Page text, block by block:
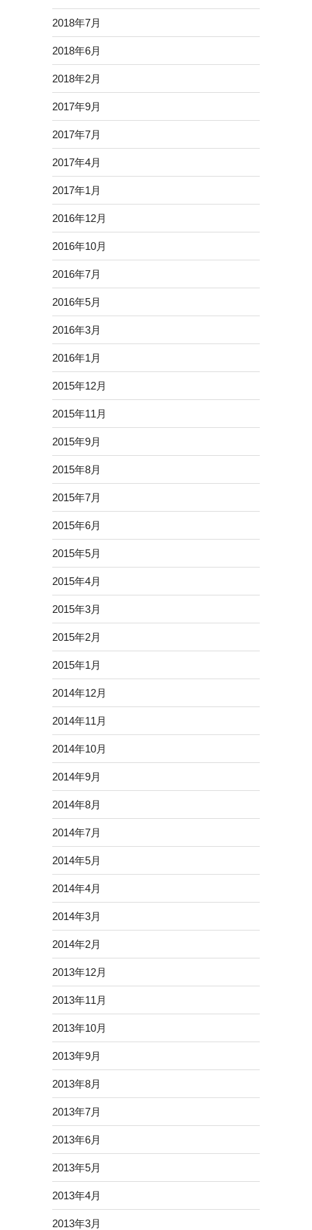
2018年7月
2018年6月
2018年2月
2017年9月
2017年7月
2017年4月
2017年1月
2016年12月
2016年10月
2016年7月
2016年5月
2016年3月
2016年1月
2015年12月
2015年11月
2015年9月
2015年8月
2015年7月
2015年6月
2015年5月
2015年4月
2015年3月
2015年2月
2015年1月
2014年12月
2014年11月
2014年10月
2014年9月
2014年8月
2014年7月
2014年5月
2014年4月
2014年3月
2014年2月
2013年12月
2013年11月
2013年10月
2013年9月
2013年8月
2013年7月
2013年6月
2013年5月
2013年4月
2013年3月